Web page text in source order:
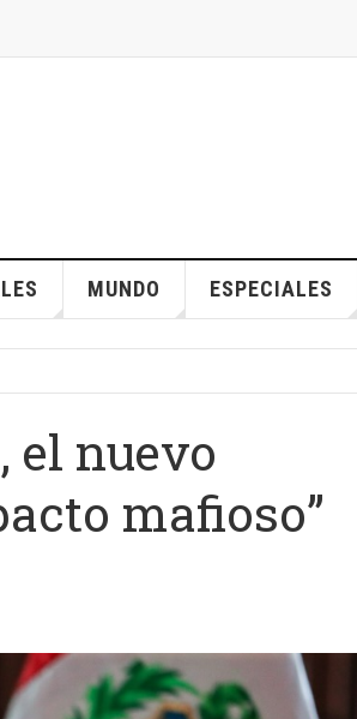
MUNDO ESPECIALES
el nuevo
mafioso”